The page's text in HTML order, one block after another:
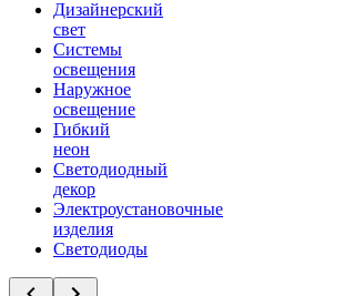
Дизайнерский
свет
Системы
освещения
Наружное
освещение
Гибкий
неон
Светодиодный
декор
Электроустановочные
изделия
Светодиоды